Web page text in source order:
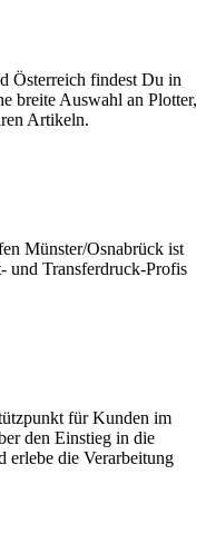
Österreich findest Du in
breite Auswahl an Plotter,
Artikeln.
Münster/Osnabrück ist
und Transferdruck-Profis
für Kunden im
den Einstieg in die
erlebe die Verarbeitung